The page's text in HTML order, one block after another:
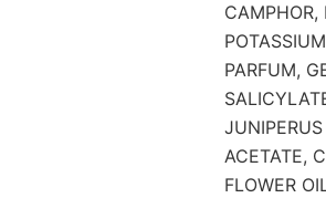
CAMPHOR,
PARFUM,
ACETATE,
FLOWER